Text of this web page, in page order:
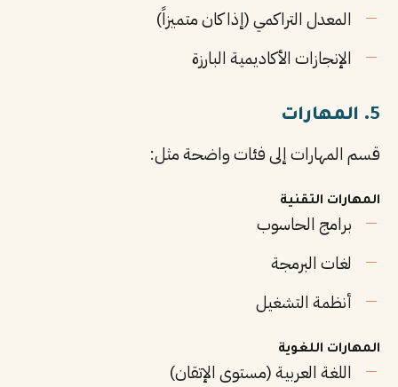
المعدل التراكمي (إذا كان متميزاً)
الإنجازات الأكاديمية البارزة
5. المهارات
قسم المهارات إلى فئات واضحة مثل:
المهارات التقنية
برامج الحاسوب
لغات البرمجة
أنظمة التشغيل
المهارات اللغوية
اللغة العربية (مستوى الإتقان)